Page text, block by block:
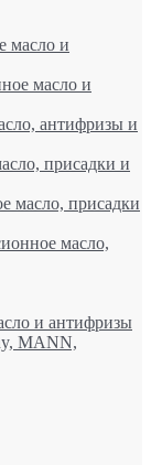
масло и
масло и
антифризы и
присадки и
масло, присадки
масло,
и антифризы
MANN,